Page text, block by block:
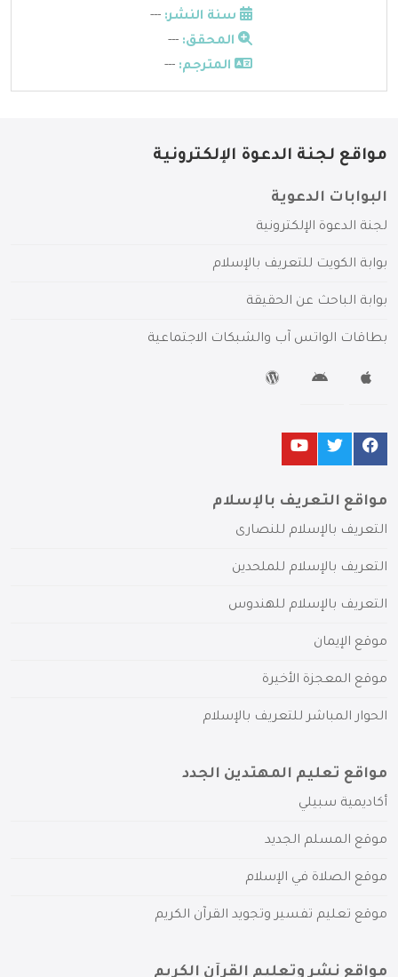
سنة النشر: ---
المحقق: ---
المترجم: ---
مواقع لجنة الدعوة الإلكترونية
البوابات الدعوية
لجنة الدعوة الإلكترونية
بوابة الكويت للتعريف بالإسلام
بوابة الباحث عن الحقيقة
بطاقات الواتس آب والشبكات الاجتماعية
مواقع التعريف بالإسلام
التعريف بالإسلام للنصارى
التعريف بالإسلام للملحدين
التعريف بالإسلام للهندوس
موقع الإيمان
موقع المعجزة الأخيرة
الحوار المباشر للتعريف بالإسلام
مواقع تعليم المهتدين الجدد
أكاديمية سبيلي
موقع المسلم الجديد
موقع الصلاة في الإسلام
موقع تعليم تفسير وتجويد القرآن الكريم
مواقع نشر وتعليم القرآن الكريم